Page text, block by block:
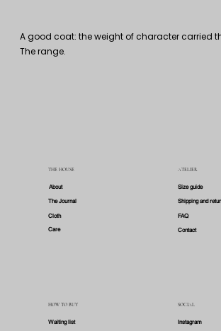
A good coat: the weight of character carried
The range.
THE HOUSE
About
The Journal
Cloth
Care
ATELIER
Size guide
Shipping and
FAQ
Contact
HOW TO BUY
Waiting list
SOCIAL
Instagram